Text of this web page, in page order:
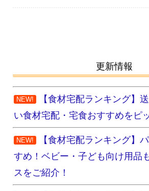
更新情報
NEW!
【食材宅配ランキング】
い食材宅配・宅食おすすめをピ
NEW!
【食材宅配ランキング】
すめ！ベビー・子ども向け用品
スをご紹介！